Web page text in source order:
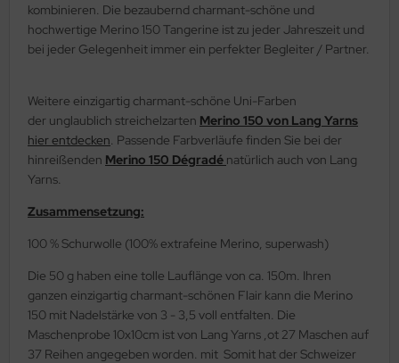
kombinieren. Die bezaubernd charmant-schöne und
hochwertige Merino 150 Tangerine ist zu jeder Jahreszeit und
bei jeder Gelegenheit immer ein perfekter Begleiter / Partner.
Weitere einzigartig charmant-schöne Uni-Farben
der unglaublich streichelzarten Merino 150 von Lang Yarns
hier entdecken. Passende Farbverläufe finden Sie bei der
hinreißenden Merino 150 Dégradé natürlich auch von Lang
Yarns.
Zusammensetzung:
100 % Schurwolle (100% extrafeine Merino, superwash)
Die 50 g haben eine tolle Lauflänge von ca. 150m. Ihren
ganzen einzigartig charmant-schönen Flair kann die Merino
150 mit Nadelstärke von 3 - 3,5 voll entfalten. Die
Maschenprobe 10x10cm ist von Lang Yarns ,ot 27 Maschen auf
37 Reihen angegeben worden. mit Somit hat der Schweizer